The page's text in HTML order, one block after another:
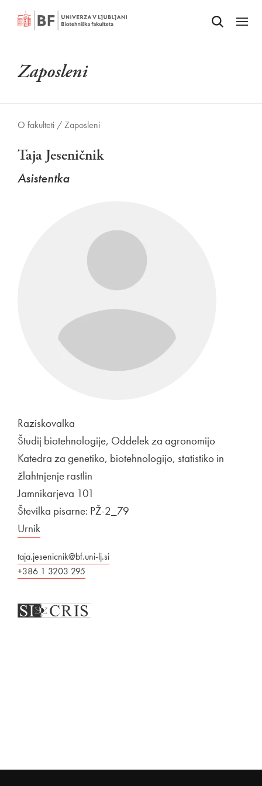
Odpri iskalnik
Odpri
Zaposleni
O fakulteti /Zaposleni
Taja Jeseničnik
Asistentka
Raziskovalka
Študij biotehnologije, Oddelek za agronomijo
Katedra za genetiko, biotehnologijo, statistiko in
žlahtnjenje rastlin
Jamnikarjeva 101
Številka pisarne: PŽ-2_79
Urnik
taja.jesenicnik@bf.uni-lj.si
+386 1 3203 295